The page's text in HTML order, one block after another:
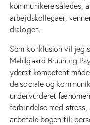
kommunikere således,
arbejdskollegaer,
dialogen.
Som konklusion vil jeg
Meldgaard Bruun og
yderst kompetent
de sociale og
undervurderet
forbindelse med
anbefale bogen til: